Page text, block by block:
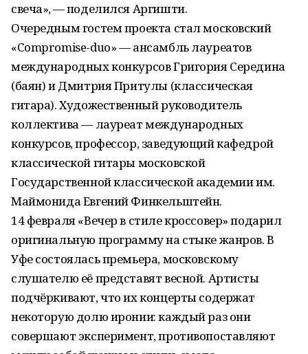
свеча», — поделился Аргишти.
Очередным гостем проекта стал московский
«Compromise-duo» — ансамбль лауреатов
международных конкурсов Григория Середина
(баян) и Дмитрия Притулы (классическая
гитара). Художественный руководитель
коллектива — лауреат международных
конкурсов, профессор, заведующий кафедрой
классической гитары московской
Государственной классической академии им.
Маймонида Евгений Финкельштейн.
14 февраля «Вечер в стиле кроссовер» подарил
оригинальную программу на стыке жанров. В
Уфе состоялась премьера, московскому
слушателю её представят весной. Артисты
подчёркивают, что их концерты содержат
некоторую долю иронии: каждый раз они
совершают эксперимент, противопоставляют